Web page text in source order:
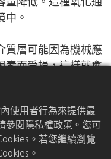
中。
質層可能因為機械應
素而受損，這樣就會
會影響電容器的性
的金屬化薄膜電容
的性能下降。
使用者行為來提供最
參閱隱私權政策。您可
。若您繼續瀏覽
。